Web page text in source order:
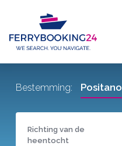
Richting van de
heentocht
Bestemming: Positano